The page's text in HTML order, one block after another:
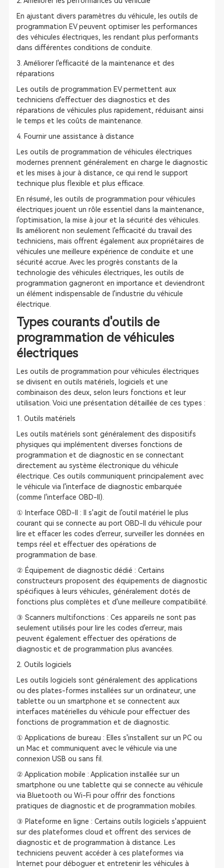
En ajustant divers paramètres du véhicule, les outils de
programmation EV peuvent optimiser les performances
des véhicules électriques, les rendant plus performants
dans différentes conditions de conduite.
3. Améliorer l'efficacité de la maintenance et des
réparations
Les outils de programmation EV permettent aux
techniciens d'effectuer des diagnostics et des
réparations de véhicules plus rapidement, réduisant ainsi
le temps et les coûts de maintenance.
4. Fournir une assistance à distance
Les outils de programmation de véhicules électriques
modernes prennent généralement en charge le diagnostic
et les mises à jour à distance, ce qui rend le support
technique plus flexible et plus efficace.
En résumé, les outils de programmation pour véhicules
électriques jouent un rôle essentiel dans la maintenance,
l'optimisation, la mise à jour et la sécurité des véhicules.
Ils améliorent non seulement l'efficacité du travail des
techniciens, mais offrent également aux propriétaires de
véhicules une meilleure expérience de conduite et une
sécurité accrue. Avec les progrès constants de la
technologie des véhicules électriques, les outils de
programmation gagneront en importance et deviendront
un élément indispensable de l'industrie du véhicule
électrique.
Types courants d'outils de
programmation de véhicules
électriques
Les outils de programmation pour véhicules électriques
se divisent en outils matériels, logiciels et une
combinaison des deux, selon leurs fonctions et leur
utilisation. Voici une présentation détaillée de ces types :
1. Outils matériels
Les outils matériels sont généralement des dispositifs
physiques qui implémentent diverses fonctions de
programmation et de diagnostic en se connectant
directement au système électronique du véhicule
électrique. Ces outils communiquent principalement avec
le véhicule via l'interface de diagnostic embarquée
(comme l'interface OBD-II).
① Interface OBD-II : Il s'agit de l'outil matériel le plus
courant qui se connecte au port OBD-II du véhicule pour
lire et effacer les codes d'erreur, surveiller les données en
temps réel et effectuer des opérations de
programmation de base.
② Équipement de diagnostic dédié : Certains
constructeurs proposent des équipements de diagnostic
spécifiques à leurs véhicules, généralement dotés de
fonctions plus complètes et d'une meilleure compatibilité.
③ Scanners multifonctions : Ces appareils ne sont pas
seulement utilisés pour lire les codes d'erreur, mais
peuvent également effectuer des opérations de
diagnostic et de programmation plus avancées.
2. Outils logiciels
Les outils logiciels sont généralement des applications
ou des plates-formes installées sur un ordinateur, une
tablette ou un smartphone et se connectent aux
interfaces matérielles du véhicule pour effectuer des
fonctions de programmation et de diagnostic.
① Applications de bureau : Elles s'installent sur un PC ou
un Mac et communiquent avec le véhicule via une
connexion USB ou sans fil.
② Application mobile : Application installée sur un
smartphone ou une tablette qui se connecte au véhicule
via Bluetooth ou Wi-Fi pour offrir des fonctions
pratiques de diagnostic et de programmation mobiles.
③ Plateforme en ligne : Certains outils logiciels s'appuient
sur des plateformes cloud et offrent des services de
diagnostic et de programmation à distance. Les
techniciens peuvent accéder à ces plateformes via
Internet pour déboguer et entretenir les véhicules à